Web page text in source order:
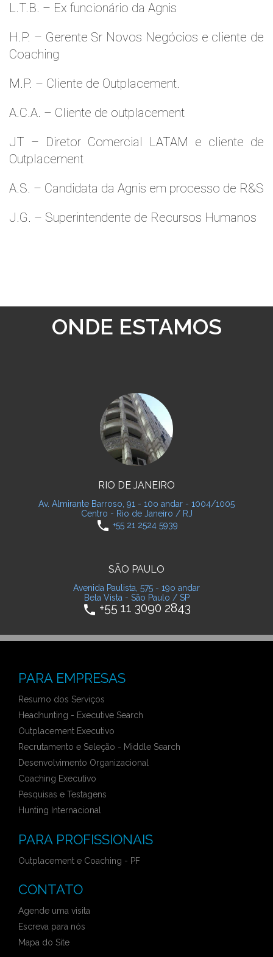
L.T.B. – Ex funcionário da Agnis
H.P. – Gerente Sr Novos Negócios e cliente de
Coaching
M.P. – Cliente de Outplacement.
A.C.A. – Cliente de outplacement
JT – Diretor Comercial LATAM e cliente de
Outplacement
A.S. – Candidata da Agnis em processo de R&S
J.G. – Superintendente de Recursos Humanos
ONDE ESTAMOS
RIO DE JANEIRO
Av. Almirante Barroso, 91 - 10o andar - 1004/1005
Centro - Rio de Janeiro / RJ
phone +55 21 2524 5939
SÃO PAULO
Avenida Paulista, 575 - 19o andar
Bela Vista - São Paulo / SP
phone +55 11 3090 2843
PARA EMPRESAS
Resumo dos Serviços
Headhunting - Executive Search
Outplacement Executivo
Recrutamento e Seleção - Middle Search
Desenvolvimento Organizacional
Coaching Executivo
Pesquisas e Testagens
Hunting Internacional
PARA PROFISSIONAIS
Outplacement e Coaching - PF
CONTATO
Agende uma visita
Escreva para nós
Mapa do Site